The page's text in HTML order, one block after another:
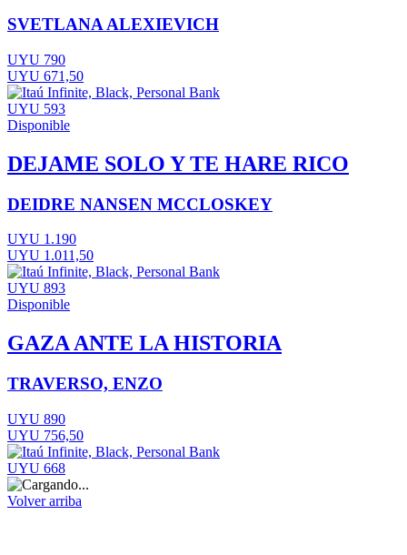
SVETLANA ALEXIEVICH
UYU 790
UYU 671,50
UYU 593
Disponible
DEJAME SOLO Y TE HARE RICO
DEIDRE NANSEN MCCLOSKEY
UYU 1.190
UYU 1.011,50
UYU 893
Disponible
GAZA ANTE LA HISTORIA
TRAVERSO, ENZO
UYU 890
UYU 756,50
UYU 668
Volver arriba